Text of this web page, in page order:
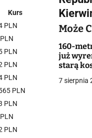
w
i
g
a
Może
160-
już
starą
7 sierpnia
Kurs
PLN
PLN
PLN
PLN
PLN
PLN
PLN